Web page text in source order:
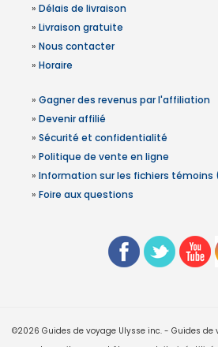
» Délais de livraison
» Livraison gratuite
» Nous contacter
» Horaire
» Gagner des revenus par l'affiliation
» Devenir affilié
» Sécurité et confidentialité
» Politique de vente en ligne
» Information sur les fichiers témoins
» Foire aux questions
©2026 Guides de voyage Ulysse inc. - Guides de